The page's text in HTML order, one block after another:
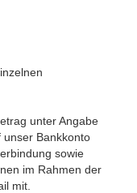
unter Angabe
unser Bankkonto
sowie
im Rahmen der
mit.